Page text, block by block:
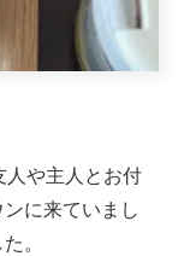
人や主人とお付
に来ていまし
。